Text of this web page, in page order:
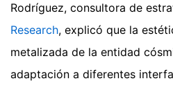
Rodríguez, consultora de
Research, explicó que la
metalizada de la entidad
adaptación a diferentes